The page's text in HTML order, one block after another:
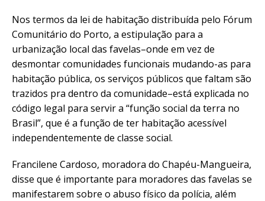
Nos termos da lei de habitação distribuída pelo Fórum
Comunitário do Porto, a estipulação para a
urbanização local das favelas–onde em vez de
desmontar comunidades funcionais mudando-as para
habitação pública, os serviços públicos que faltam são
trazidos pra dentro da comunidade–está explicada no
código legal para servir a “função social da terra no
Brasil”, que é a função de ter habitação acessível
independentemente de classe social.
Francilene Cardoso, moradora do Chapéu-Mangueira,
disse que é importante para moradores das favelas se
manifestarem sobre o abuso físico da polícia, além